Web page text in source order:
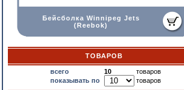
Бейсболка Winnipeg Jets
(Reebok)
ТОВАРОВ
всего 10
товаров
показывать по
товаров